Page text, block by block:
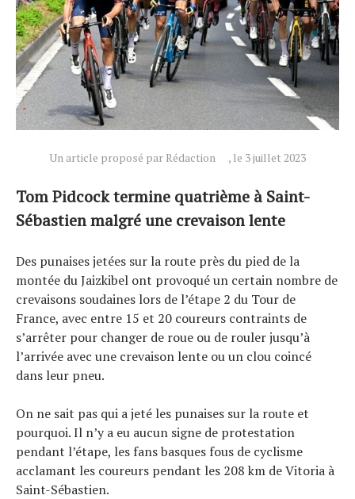
Un article proposé par Rédaction , le 3 juillet 2023
Tom Pidcock termine quatrième à Saint-
Sébastien malgré une crevaison lente
Des punaises jetées sur la route près du pied de la
montée du Jaizkibel ont provoqué un certain nombre de
crevaisons soudaines lors de l’étape 2 du Tour de
France, avec entre 15 et 20 coureurs contraints de
s’arrêter pour changer de roue ou de rouler jusqu’à
l’arrivée avec une crevaison lente ou un clou coincé
dans leur pneu.
On ne sait pas qui a jeté les punaises sur la route et
pourquoi. Il n’y a eu aucun signe de protestation
pendant l’étape, les fans basques fous de cyclisme
acclamant les coureurs pendant les 208 km de Vitoria à
Saint-Sébastien.
Actualités
Tests de produits
Conseils
Tous nos articles
À propos